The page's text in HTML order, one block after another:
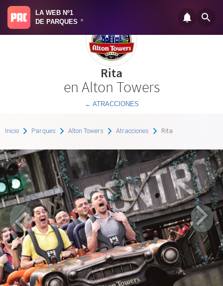
LA WEB Nº1
DE PARQUES
®
Rita
en Alton Towers
← ATRACCIONES
Inicio Parques Alton Towers Atracciones Rita